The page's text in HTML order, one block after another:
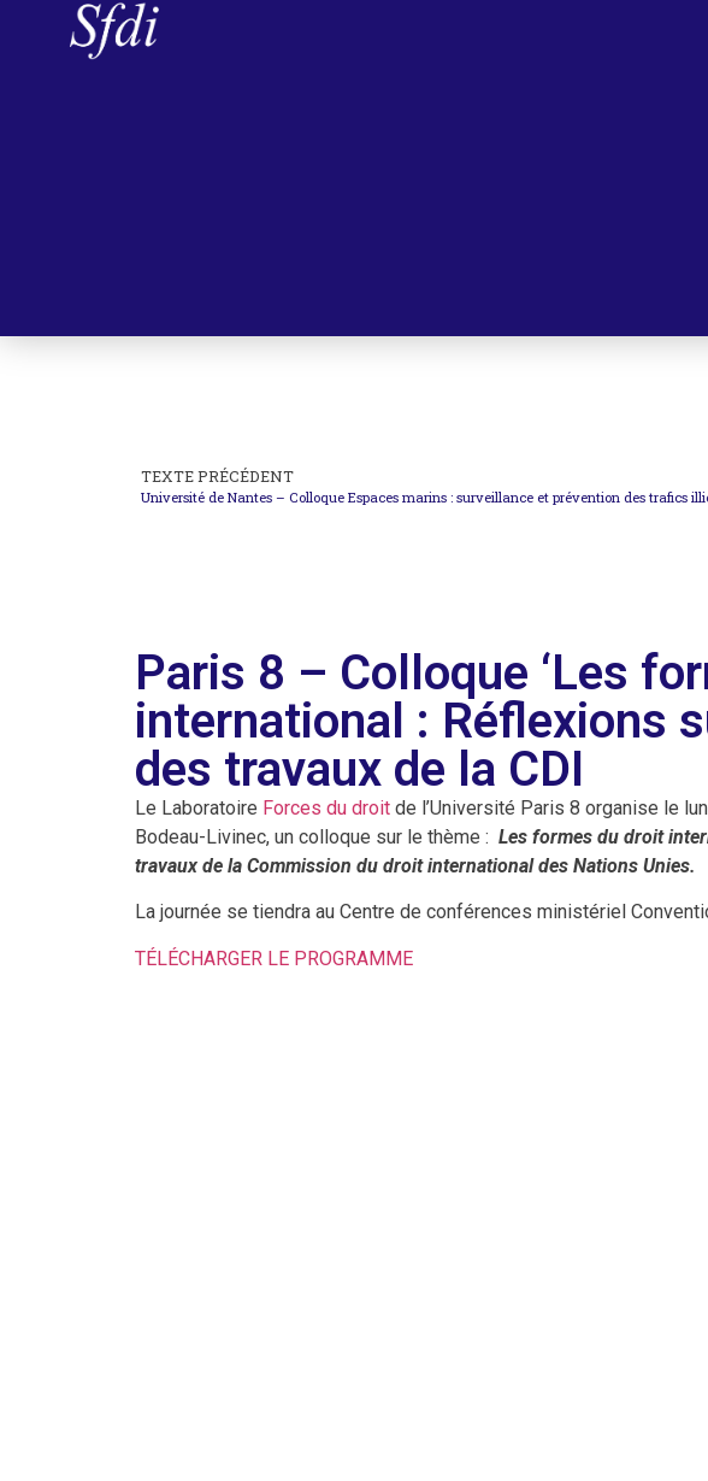
TEXTE PRÉCÉDENT
Université de Nantes – Colloque Espaces marins : surveillance et prévention des trafics
Paris 8 – Colloque ‘Les
international : Réflexions
des travaux de la CDI
Le Laboratoire Forces du droit de l’Université Paris 8 organise le
Bodeau-Livinec, un colloque sur le thème : Les formes du droit
travaux de la Commission du droit international des Nations Unies.
La journée se tiendra au Centre de conférences ministériel
TÉLÉCHARGER LE PROGRAMME